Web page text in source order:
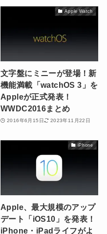
Apple Watch
文字盤にミニーが登場！新
機能満載「watchOS 3」を
Appleが正式発表！
WWDC2016まとめ
2016年6月15日 2023年11月22日
iPhone
Apple、最大規模のアップ
デート「iOS10」を発表！
iPhone・iPadライフがよ